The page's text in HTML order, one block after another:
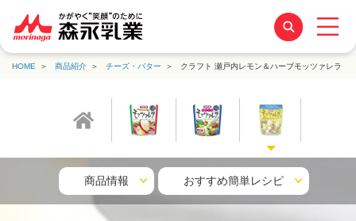
HOME 商品紹介 チーズ・バター クラフト 瀬戸内レモン＆ハーブモッツァレラ
商品情報 おすすめ簡単レシピ